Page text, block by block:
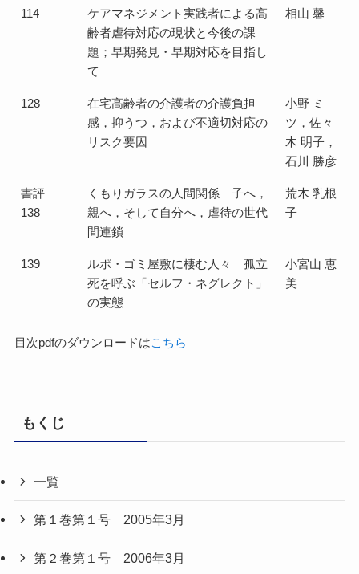
114
ケアマネジメント実践者による高
齢者虐待対応の現状と今後の課
題；早期発見・早期対応を目指し
て
相山 馨
128
在宅高齢者の介護者の介護負担
感，抑うつ，および不適切対応の
リスク要因
小野 ミ
ツ，佐々
木 明子，
石川 勝彦
書評
138
くもりガラスの人間関係 子へ，
親へ，そして自分へ，虐待の世代
間連鎖
荒木 乳根
子
139
ルポ・ゴミ屋敷に棲む人々 孤立
死を呼ぶ「セルフ・ネグレクト」
の実態
小宮山 恵
美
目次pdfのダウンロードはこちら
もくじ
一覧
第１巻第１号 2005年3月
第２巻第１号 2006年3月